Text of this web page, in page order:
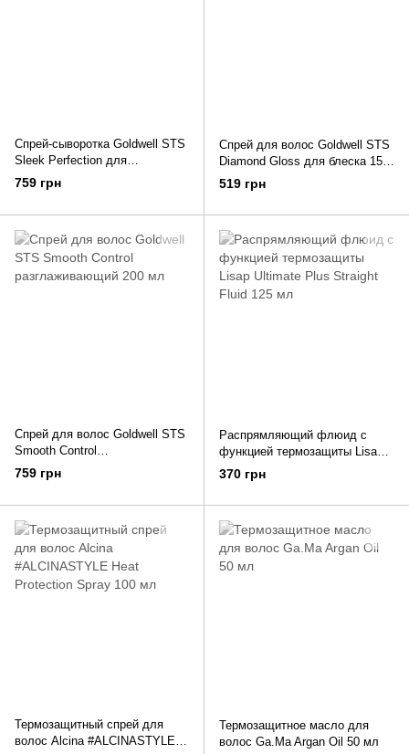
Спрей-сыворотка Goldwell STS
Sleek Perfection для
выпрямления волос 100 мл
759 грн
Спрей для волос Goldwell STS
Diamond Gloss для блеска 150
мл
519 грн
Спрей для волос Goldwell STS
Smooth Control
разглаживающий 200 мл
759 грн
Распрямляющий флюид с
функцией термозащиты Lisap
Ultimate Plus Straight Fluid 125
370 грн
Термозащитный спрей для
волос Alcina #ALCINASTYLE
Термозащитное масло для
волос Ga.Ma Argan Oil 50 мл